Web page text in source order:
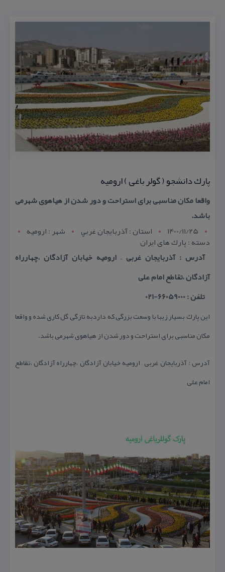
پارك دانشجو ( گولر باغی ) ارومیه
واقعا مكان مناسبی برای استراحت و دور شدن از هیاهوی شهرمی
باشد.
1400/11/25
استان : آذربايجان غربي شهر : اروميه
دسته : پارك های ایران
آدرس : آذربایجان غربی – ارومیه خیابان آزادگان ،چهارراه
آزادگان ،تقاطع امام علی
تلفن : 66059000-021
این پارك بسیار زیبا با وسعت بزرگی كه داردبه تازگی گل كاری شده و واقعا
مكان مناسبی برای استراحت و دور شدن از هیاهوی شهرمی باشد.
آدرس : آذربایجان غربی – ارومیه خیابان آزادگان ،چهارراه آزادگان ،تقاطع
امام علی